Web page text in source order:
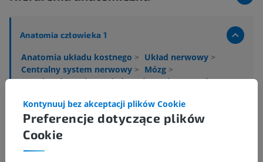
Anatomia człowieka 1
Anatomia układu kostnego > Układ nerwowy >
Centralny system nerwowy > Mózg >
Przodomózgowie> Międzymózgowie> Wzgórze>
Powiązane struktury:Nie istnieją struktury powiązane
z tą częścią ciała
Preferencje dotyczące plików
Cookie
Kontynuuj bez akceptacji plików Cookie